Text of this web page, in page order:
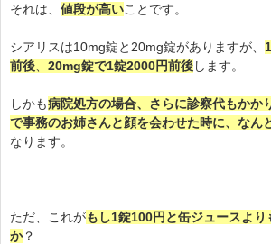
それは、 値段が高いことです。
シアリスは10mg錠と20mg錠がありますが、
前後
20mg錠で1錠2000円前後します。
しかも病院処方の場合、さらに診察代もかか
で事務のお姉さんと顔を会わせた時に、なん
なります。
ただ、これがもし1錠100円と缶ジュースよ
か？